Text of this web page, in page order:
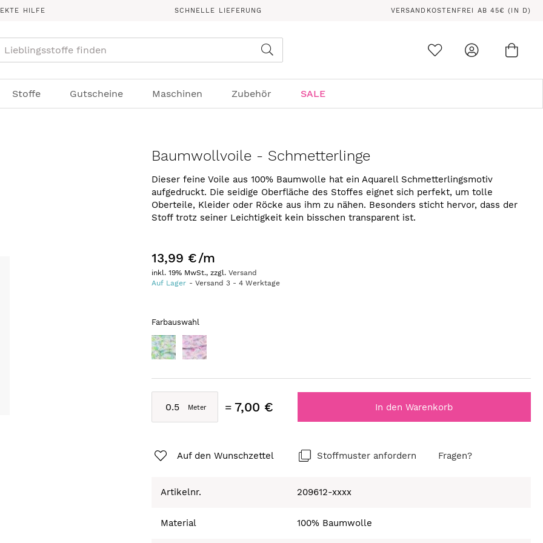
HILFE SCHNELLE LIEFERUNG VERSANDKOSTENFREI AB 45€ (IN D)
Stoffe Gutscheine Maschinen Zubehör SALE
Baumwollvoile - Schmetterlinge
Dieser feine Voile aus 100% Baumwolle hat ein Aquarell Schmetterlingsmotiv
aufgedruckt. Die seidige Oberfläche des Stoffes eignet sich perfekt, um tolle
Oberteile, Kleider oder Röcke aus ihm zu nähen. Besonders sticht hervor, dass der
Stoff trotz seiner Leichtigkeit kein bisschen transparent ist.
13,99 €/m
inkl. 19% MwSt., zzgl.Versand
Auf Lager
Versand3 -4 Werktage
Farbauswahl
7,00 € In den Warenkorb
Auf den Wunschzettel Stoffmuster anfordern Fragen?
Artikelnr. 209612-xxxx
Material 100% Baumwolle